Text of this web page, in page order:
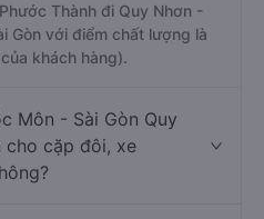
Thành đi Quy Nhơn -
Gòn với điểm chất lượng là
khách hàng).
Môn - Sài Gòn Quy
cho cặp đôi, xe